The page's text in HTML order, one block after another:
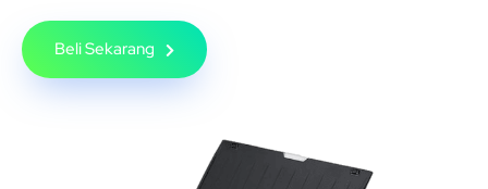
Beli Sekarang